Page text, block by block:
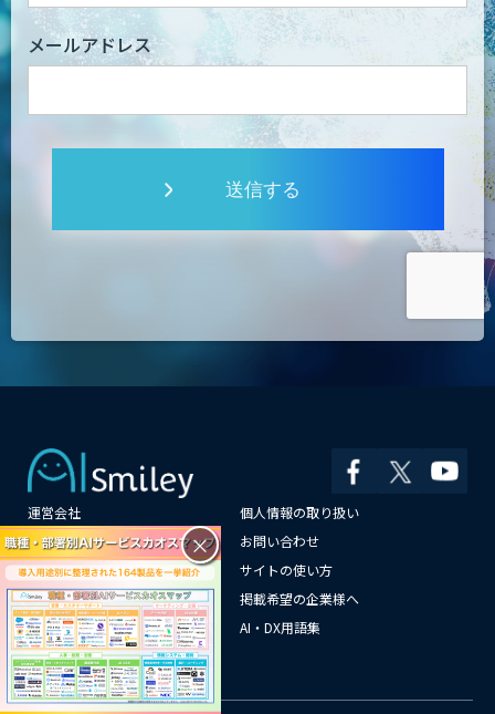
メールアドレス
送信する
運営会社
個人情報の取り扱い
よくある質問
お問い合わせ
メールマガジン登録
サイトの使い方
情報提供はこちらから
掲載希望の企業様へ
AI企業一覧
AI・DX用語集
サイトマップ
×